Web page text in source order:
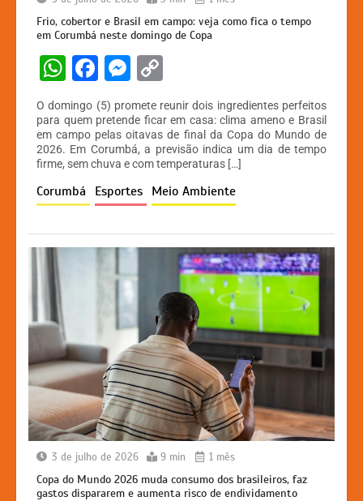
Frio, cobertor e Brasil em campo: veja como fica o tempo
em Corumbá neste domingo de Copa
W
h
at
s
A
p
F
a
c
e
b
o
k
M
s
s
e
n
er
p
y
Li
n
O domingo (5) promete reunir dois ingredientes perfeitos
para quem pretende ficar em casa: clima ameno e Brasil
em campo pelas oitavas de final da Copa do Mundo de
2026. Em Corumbá, a previsão indica um dia de tempo
firme, sem chuva e com temperaturas […]
Corumbá Esportes Meio Ambiente
3 de julho de 2026 9 min 1 mês
Copa do Mundo 2026 muda consumo dos brasileiros, faz
gastos dispararem e aumenta risco de endividamento